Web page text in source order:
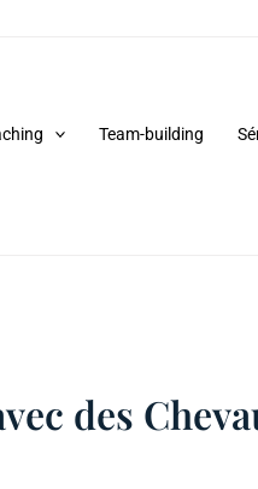
Team-building
des